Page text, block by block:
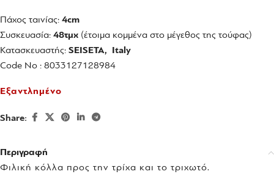
Πάχος ταινίας: 4cm
Συσκευασία: 48τμχ (έτοιμα κομμένα στο μέγεθος της τούφας)
Κατασκευαστής: SEISETA, Italy
Code No : 8033127128984
Εξαντλημένο
Share:
Περιγραφή
Φιλική κόλλα προς την τρίχα και το τριχωτό.